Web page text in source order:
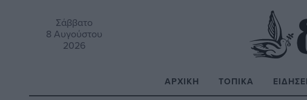
Σάββατο
8 Αυγούστου
2026
ΑΡΧΙΚΉ ΤΟΠΙΚΆ